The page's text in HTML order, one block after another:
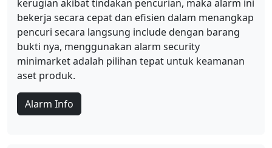
kerugian akibat tindakan pencurian, maka alarm ini
bekerja secara cepat dan efisien dalam menangkap
pencuri secara langsung include dengan barang
bukti nya, menggunakan alarm security
minimarket adalah pilihan tepat untuk keamanan
aset produk.
Alarm Info